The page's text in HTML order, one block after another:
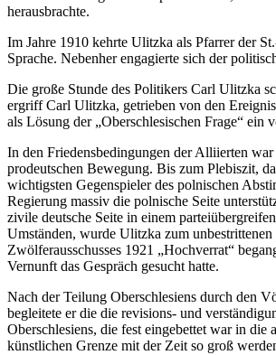
herausbrachte.
Im Jahre 1910 kehrte Ulitzka als Pfarrer der
Sprache. Nebenher engagierte sich der
Die große Stunde des Politikers Carl Ulitzka
ergriff Carl Ulitzka, getrieben von den
als Lösung der „Oberschlesischen Frage“ ein
In den Friedensbedingungen der Alliierten
prodeutschen Bewegung. Bis zum Plebiszit,
wichtigsten Gegenspieler des polnischen
Regierung massiv die polnische Seite
zivile deutsche Seite in einem
Umständen, wurde Ulitzka zum
Zwölferausschusses 1921 „Hochverrat“
Vernunft das Gespräch gesucht hatte.
Nach der Teilung Oberschlesiens durch den
begleitete er die die revisions- und
Oberschlesiens, die fest eingebettet war in
künstlichen Grenze mit der Zeit so groß